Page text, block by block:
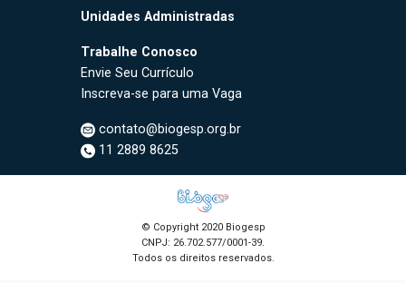
Unidades Administradas
Trabalhe Conosco
Envie Seu Currículo
Inscreva-se para uma Vaga
contato@biogesp.org.br
11 2889 8625
© Copyright 2020 Biogesp
CNPJ: 26.702.577/0001-39.
Todos os direitos reservados.